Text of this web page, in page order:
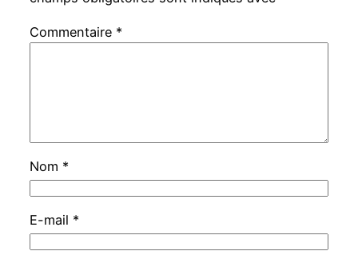
Commentaire *
Nom *
E-mail *